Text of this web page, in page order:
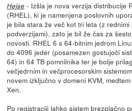
Heise- Izšla je nova verzija distribucije
(RHEL), ki je namenjena poslovnih
je bila stara že več kot tri leta (z
podverzijami), zato je bil že čas za
novosti. RHEL 6 s 64-bitnim jedrom
do 4096 jeder (posamezen gostujoči
64) in 64 TB pomnilnika ter je bolje
večjedrnim in večprocesorskim
novem izključno v domeni KVM,
Xen.
Po registraciji lahko sistem brezplačno